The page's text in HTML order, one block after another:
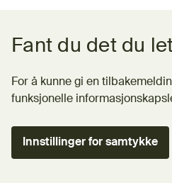
Fant du det du
For å kunne gi en
funksjonelle
Innstillinger for samtykke